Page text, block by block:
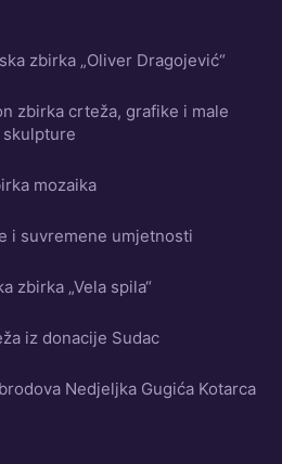
zbirka „Oliver Dragojević“
zbirka crteža, grafike i male
skulpture
mozaika
i suvremene umjetnosti
zbirka „Vela spila“
iz donacije Sudac
Nedjeljka Gugića Kotarca